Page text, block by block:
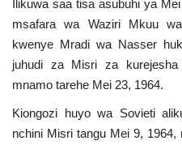
Udhamini wa Nasser
Kanuni na Masharti ya
Nasser
Nyaraka na Marejeleo
Ilikuwa saa tisa asubuhi ya
msafara wa Waziri Mkuu
kwenye Mradi wa Nasser
juhudi za Misri za kurejesha
mnamo tarehe Mei 23, 1964.
Kiongozi huyo wa Sovieti
nchini Misri tangu Mei 9,